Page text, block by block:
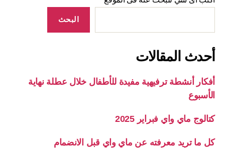
البحث
أحدث المقالات
أفكار أنشطة ترفيهية مفيدة للأطفال خلال عطلة نهاية
الأسبوع
كتالوج ماي واي فبراير 2025
كل ما تريد معرفته عن ماي واي قبل الانضمام